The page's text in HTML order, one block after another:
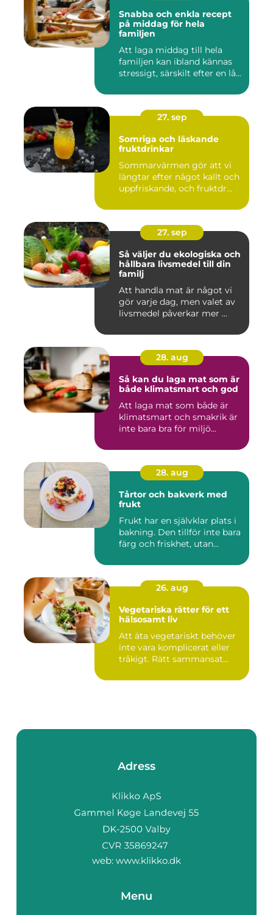
Snabba och enkla recept
på middag för hela
familjen
Att laga middag till hela
familjen kan ibland kännas
stressigt, särskilt efter en lå...
27. sep
Somriga och läskande
fruktdrinkar
Sommarvärmen gör att vi
längtar efter något kallt och
uppfriskande, och fruktdr...
27. sep
Så väljer du ekologiska och
hållbara livsmedel till din
familj
Att handla mat är något vi
gör varje dag, men valet av
livsmedel påverkar mer ...
28. aug
Så kan du laga mat som är
både klimatsmart och god
Att laga mat som både är
klimatsmart och smakrik är
inte bara bra för miljö...
28. aug
Tårtor och bakverk med
frukt
Frukt har en självklar plats i
bakning. Den tillför inte bara
färg och friskhet, utan...
26. aug
Vegetariska rätter för ett
hälsosamt liv
Att äta vegetariskt behöver
inte vara komplicerat eller
tråkigt. Rätt sammansat...
Adress
web: www.klikko.dk
Menu